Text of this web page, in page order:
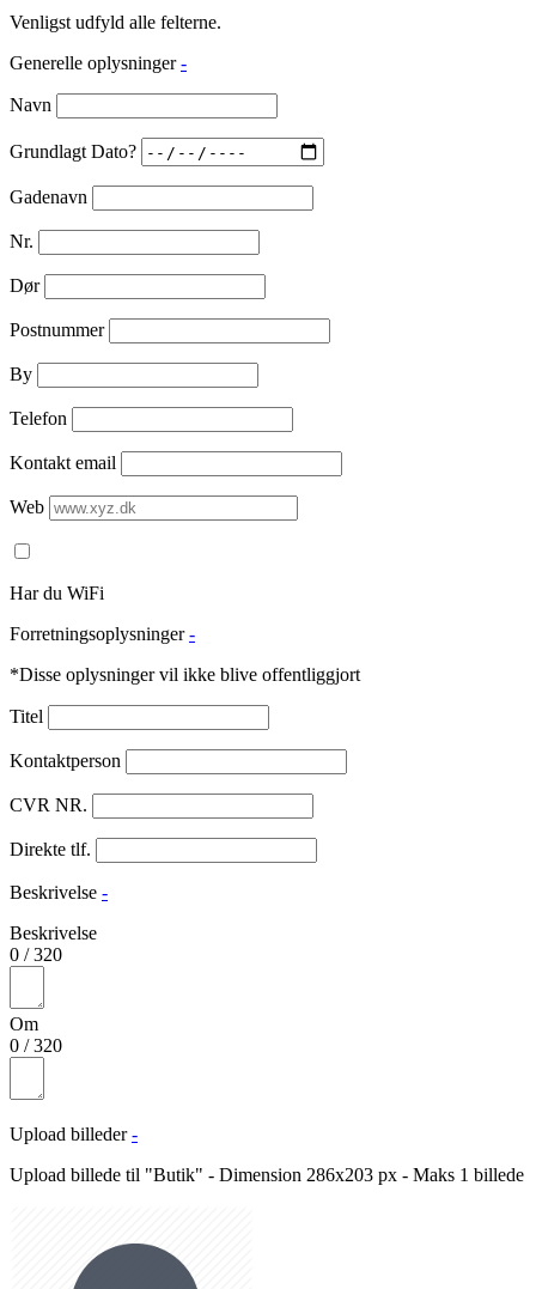
Venligst udfyld alle felterne.
Generelle oplysninger -
Navn
Grundlagt Dato?
Gadenavn
Nr.
Dør
Postnummer
By
Telefon
Kontakt email
Web
Har du WiFi
Forretningsoplysninger -
*Disse oplysninger vil ikke blive offentliggjort
Titel
Kontaktperson
CVR NR.
Direkte tlf.
Beskrivelse -
Beskrivelse
0 /320
Om
0 /320
Upload billeder -
Upload billede til "Butik" - Dimension 286x203 px - Maks 1 billede